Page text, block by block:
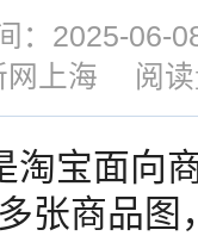
：2025-06-
网上海
阅
淘宝面向
张商品